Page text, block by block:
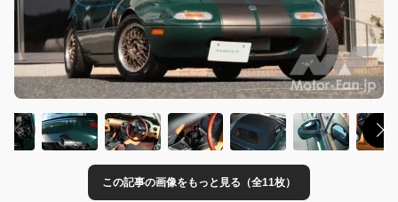
この記事の画像をもっと見る（全11枚）